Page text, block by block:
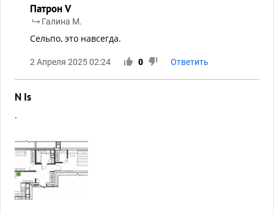
Патрон V
Галина М.
Сельпо, это навсегда.
2 Апреля 2025 02:24 0 Ответить
N Is
.